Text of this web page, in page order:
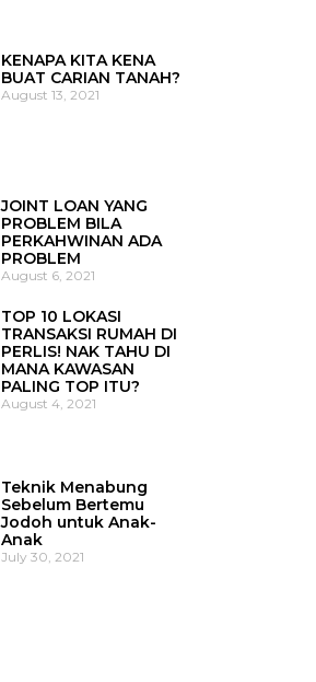
KENAPA KITA KENA
BUAT CARIAN TANAH?
August 13, 2021
JOINT LOAN YANG
PROBLEM BILA
PERKAHWINAN ADA
PROBLEM
August 6, 2021
TOP 10 LOKASI
TRANSAKSI RUMAH DI
PERLIS! NAK TAHU DI
MANA KAWASAN
PALING TOP ITU?
August 4, 2021
Teknik Menabung
Sebelum Bertemu
Jodoh untuk Anak-
Anak
July 30, 2021